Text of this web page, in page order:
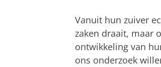
Vanuit hun zuiver
zaken draait, maar
ontwikkeling van
ons onderzoek